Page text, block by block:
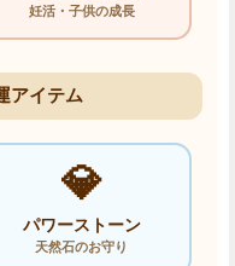
妊活・子供の成長
アイテム
💎
パワーストーン
天然石のお守り